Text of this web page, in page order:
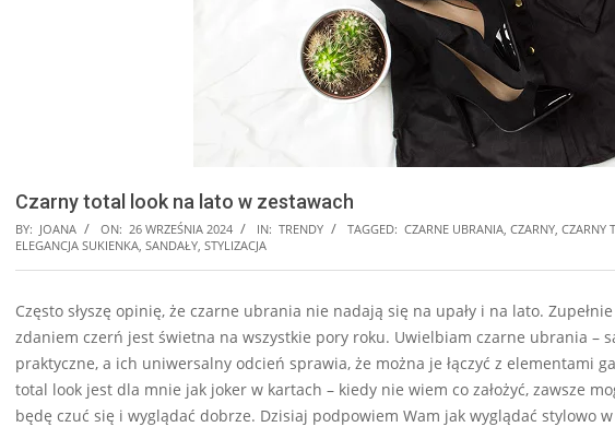
Czarny total look na lato w zestawach
BY: JOANA ON: 26 WRZEŚNIA 2024 IN: TRENDY TAGGED: CZARNE UBRANIA, CZARNY, CZARNY
ELEGANCJA SUKIENKA, SANDAŁY, STYLIZACJA
Często słyszę opinię, że czarne ubrania nie nadają się na upały i na lato.
zdaniem czerń jest świetna na wszystkie pory roku. Uwielbiam czarne ubrania –
praktyczne, a ich uniwersalny odcień sprawia, że można je łączyć z elementami
total look jest dla mnie jak joker w kartach – kiedy nie wiem co założyć, zawsze
będę czuć się i wyglądać dobrze. Dzisiaj podpowiem Wam jak wyglądać stylowo